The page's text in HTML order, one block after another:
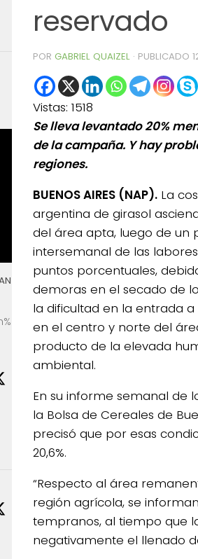
reservado
POR GABRIEL QUAIZEL · PUBLICADO
Vistas: 1518
Se lleva levantado 20%
de la campaña. Y hay
regiones.
BUENOS AIRES (NAP). La
argentina de girasol
del área apta, luego de un
intersemanal de las labores
puntos porcentuales,
demoras en el secado de
la dificultad en la entrada a
en el centro y norte del
producto de la elevada
ambiental.
En su informe semanal de
la Bolsa de Cereales de
precisó que por esas
20,6%.
“Respecto al área
región agrícola, se
tempranos, al tiempo que
negativamente el llenado